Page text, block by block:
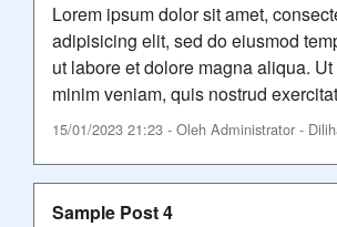
Lorem ipsum dolor sit amet,
adipisicing elit, sed do eiusmod
ut labore et dolore magna aliqua.
minim veniam, quis nostrud
15/01/2023 21:23 - Oleh Administrator -
Sample Post 4